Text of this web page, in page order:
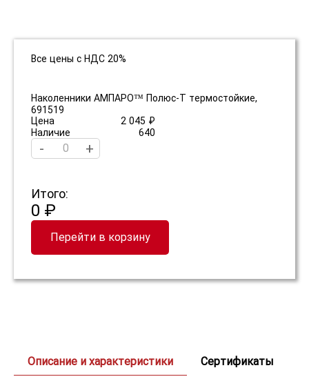
Все цены с НДС 20%
Наколенники АМПАРО™ Полюс-Т термостойкие,
691519
Цена
2 045 ₽
Наличие
640
- +
Итого:
0 ₽
Перейти в корзину
Описание и характеристики Сертификаты